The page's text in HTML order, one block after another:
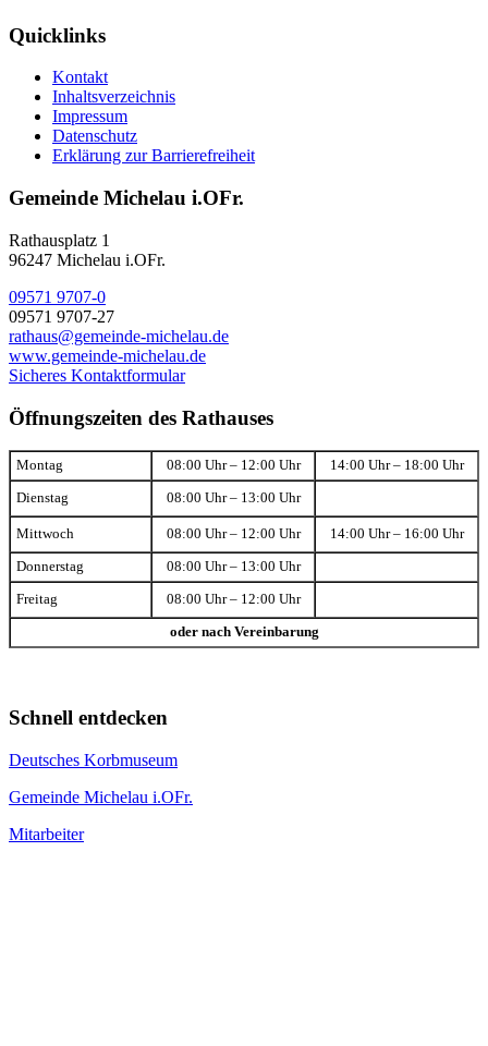
Quicklinks
Kontakt
Inhaltsverzeichnis
Impressum
Datenschutz
Erklärung zur Barrierefreiheit
Gemeinde Michelau i.OFr.
Rathausplatz 1
96247 Michelau i.OFr.
09571 9707-0
09571 9707-27
rathaus@gemeinde-michelau.de
www.gemeinde-michelau.de
Sicheres Kontaktformular
Öffnungszeiten des Rathauses
Montag 08:00 Uhr – 12:00 Uhr 14:00 Uhr – 18:00 Uhr
Dienstag 08:00 Uhr – 13:00 Uhr
Mittwoch 08:00 Uhr – 12:00 Uhr 14:00 Uhr – 16:00 Uhr
Donnerstag 08:00 Uhr – 13:00 Uhr
Freitag 08:00 Uhr – 12:00 Uhr
oder nach Vereinbarung
Schnell entdecken
Deutsches Korbmuseum
Gemeinde Michelau i.OFr.
Mitarbeiter